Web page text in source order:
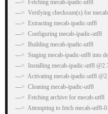
--->  Fetching mecab-ipadic-utf8
--->  Verifying checksum(s) for
--->  Extracting mecab-ipadic-utf8
--->  Configuring mecab-ipadic-utf8
--->  Building mecab-ipadic-utf8
--->  Staging mecab-ipadic-utf8 into
--->  Installing mecab-ipadic-utf8
--->  Activating mecab-ipadic-utf8
--->  Cleaning mecab-ipadic-utf8
--->  Fetching archive for mecab-utf8
--->  Attempting to fetch mecab-utf8-